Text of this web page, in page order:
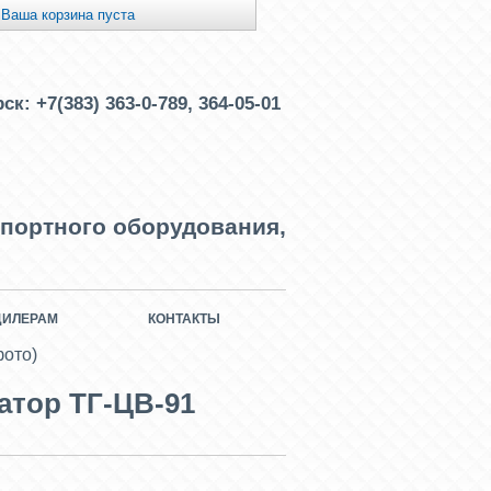
Ваша корзина пуста
+7(383) 363-0-789, 364-05-01
оборудования,
КОНТАКТЫ
ТГ-ЦВ-91